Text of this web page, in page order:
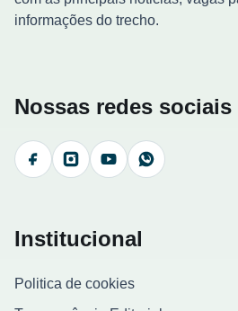
informações do trecho.
Nossas redes sociais
FacebookInstagramYouTubeWhatsApp
Institucional
Politica de cookies